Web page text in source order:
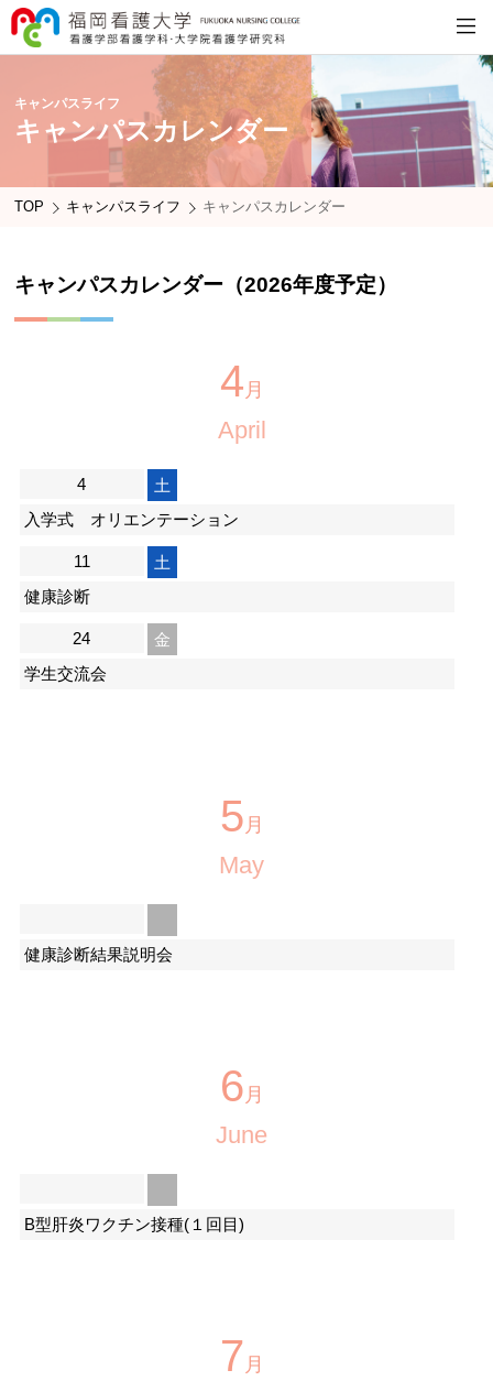
キャンパスライフ
キャンパスカレンダー
TOP キャンパスライフ キャンパスカレンダー
キャンパスカレンダー（2026年度予定）
4 月
April
4
土
入学式 オリエンテーション
11
土
健康診断
24
金
学生交流会
5 月
May
健康診断結果説明会
6 月
June
B型肝炎ワクチン接種(１回目)
7 月